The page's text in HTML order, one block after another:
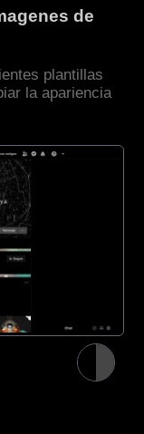
de
plantillas
la apariencia